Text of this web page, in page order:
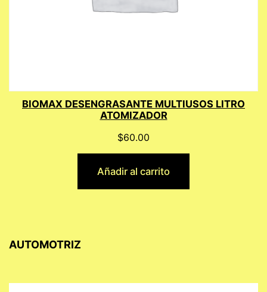
BIOMAX DESENGRASANTE MULTIUSOS LITRO
ATOMIZADOR
$60.00
Añadir al carrito
AUTOMOTRIZ